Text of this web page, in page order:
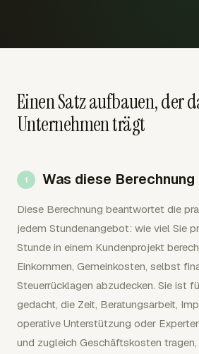
Einen Satz aufbauen, der
Unternehmen trägt
Was diese
Diese Berechnung beantwortet die
jedem Stundenangebot: wie viel Sie
Stunde in einem Kundenprojekt
Einkommen, Gemeinkosten, selbst
Steuerrücklagen abzudecken. Sie ist
gedacht, die Zeit, Beratungsarbeit,
operative Unterstützung oder
und zugleich Geschäftskosten tragen,